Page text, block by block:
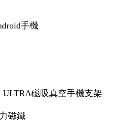
手機
磁吸真空手機支架
磁鐵